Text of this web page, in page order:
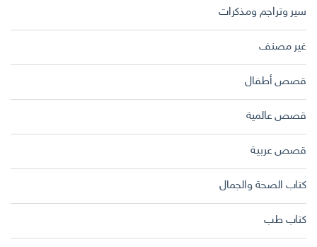
سير وتراجم ومذكرات
غير مصنف
قصص أطفال
قصص عالمية
قصص عربية
كتاب الصحة والجمال
كتاب طب